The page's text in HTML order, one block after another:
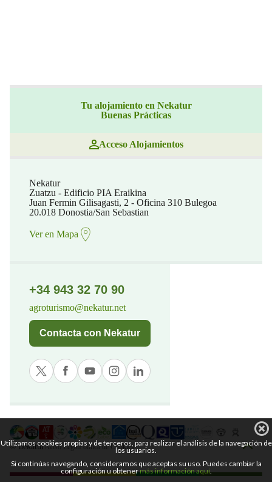
Tu alojamiento en Nekatur
Buenas Prácticas
Acceso Alojamientos
Nekatur
Zuatzu - Edificio PIA Eraikina
Juan Fermin Gilisagasti, 2 - Oficina 310 Bulegoa
20.018 Donostia/San Sebastian
Ver en Mapa
+34 943 32 70 90
agroturismo@nekatur.net
Contacta con Nekatur
© nekaturAviso LegalPolítica de Cookies
Utilizamos cookies propias y de terceros, para realizar el análisis de la navegación de
los usuarios.
Si continúas navegando, consideramos que aceptas su uso. Puedes cambiar la
configuración u obtenermás información aquí.